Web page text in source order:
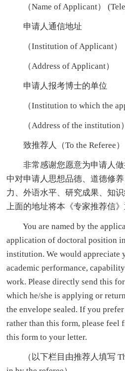
（Name of Applicant）
申请人通信地址
（Institution of Applicant）
（Address of Applicant）
申请人报考博士的单位
（Institution to which the
（Address of the institution）
致推荐人（To the Referee）
非常感谢您愿意为申请人做
中对申请人思想品德、道德修
力、外语水平、研究成果、知
上面的地址将本《专家推荐信
You are named by the
application of doctoral position
institution. We would appreciate
academic performance,
work. Please directly send this
which he/she is applying or
the envelope sealed. If you
rather than this form, please feel
this form to your letter.
（以下栏目由推荐人填写